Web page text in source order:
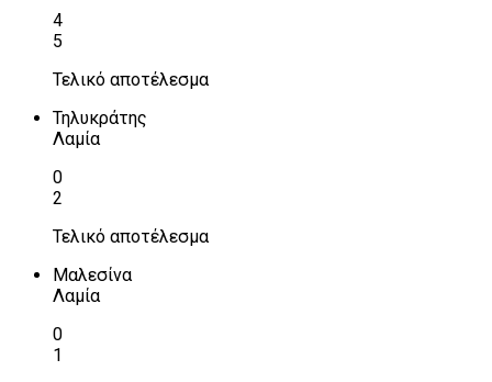
4
5
Τελικό αποτέλεσμα
Τηλυκράτης
Λαμία
0
2
Τελικό αποτέλεσμα
Μαλεσίνα
Λαμία
0
1